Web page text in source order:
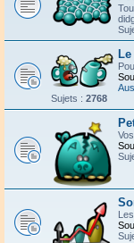
Sujets : 2768